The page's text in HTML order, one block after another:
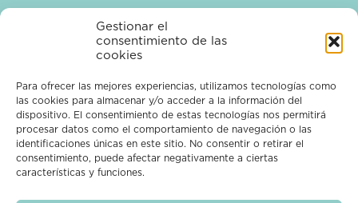
Gestionar el
consentimiento de las
cookies
Para ofrecer las mejores experiencias, utilizamos tecnologías como
las cookies para almacenar y/o acceder a la información del
dispositivo. El consentimiento de estas tecnologías nos permitirá
procesar datos como el comportamiento de navegación o las
identificaciones únicas en este sitio. No consentir o retirar el
consentimiento, puede afectar negativamente a ciertas
características y funciones.
Suscríbete a nuestro
Newsletter
SUBSCRIBIRME